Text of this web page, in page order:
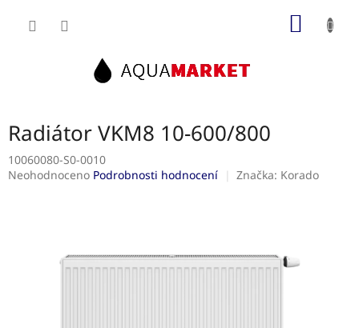
Radiátor VKM8 10-600/800
10060080-S0-0010
Průměrné
Neohodnoceno Podrobnosti hodnocení Značka: Korado